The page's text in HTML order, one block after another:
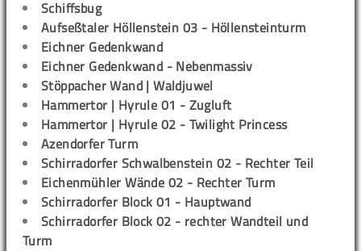
Schiffsbug
Aufseßtaler Höllenstein 03 - Höllensteinturm
Eichner Gedenkwand
Eichner Gedenkwand - Nebenmassiv
Stöppacher Wand | Waldjuwel
Hammertor | Hyrule 01 - Zugluft
Hammertor | Hyrule 02 - Twilight Princess
Azendorfer Turm
Schirradorfer Schwalbenstein 02 - Rechter Teil
Eichenmühler Wände 02 - Rechter Turm
Schirradorfer Block 01 - Hauptwand
Schirradorfer Block 02 - rechter Wandteil und
Turm